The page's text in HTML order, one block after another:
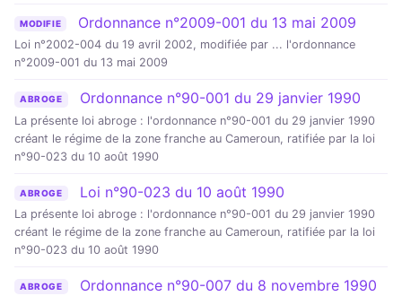
MODIFIE Ordonnance n°2009-001 du 13 mai 2009
Loi n°2002-004 du 19 avril 2002, modifiée par ... l'ordonnance
n°2009-001 du 13 mai 2009
ABROGE Ordonnance n°90-001 du 29 janvier 1990
La présente loi abroge : l'ordonnance n°90-001 du 29 janvier 1990
créant le régime de la zone franche au Cameroun, ratifiée par la loi
n°90-023 du 10 août 1990
ABROGE Loi n°90-023 du 10 août 1990
La présente loi abroge : l'ordonnance n°90-001 du 29 janvier 1990
créant le régime de la zone franche au Cameroun, ratifiée par la loi
n°90-023 du 10 août 1990
ABROGE
Ordonnance n°90-007 du 8 novembre 1990